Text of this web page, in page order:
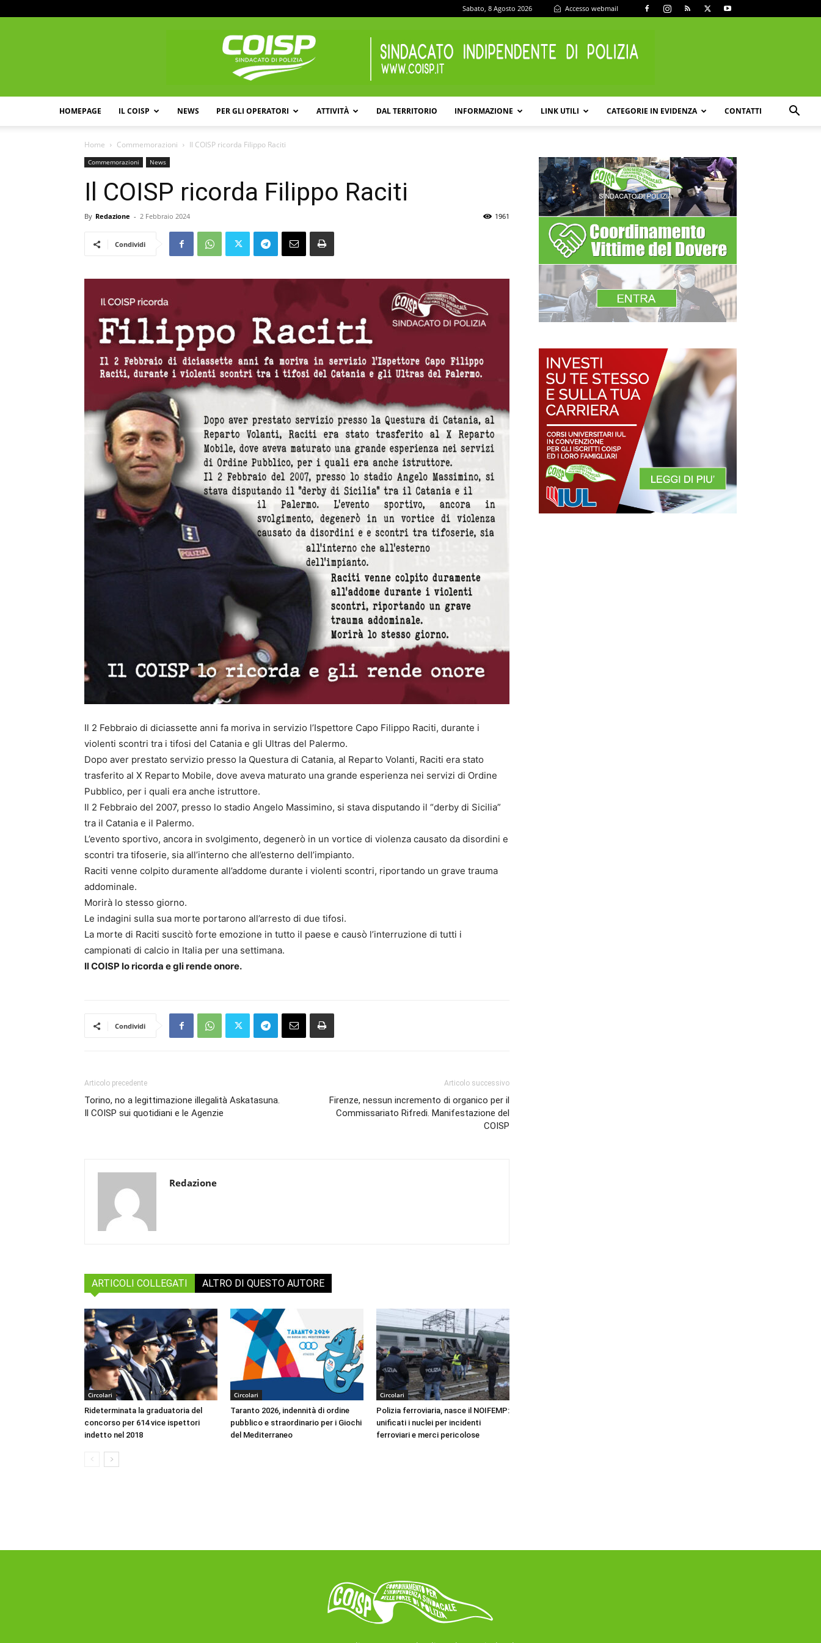
Sabato, 8 Agosto 2026 Accesso webmail
HOMEPAGE IL COISP NEWS PER GLI OPERATORI ATTIVITÀ DAL TERRITORIO INFORMAZIONE LINK UTILI CATEGORIE IN EVIDENZA CONTATTI
Home Commemorazioni Il COISP ricorda Filippo Raciti
Commemorazioni News
Il COISP ricorda Filippo Raciti
By Redazione - 2 Febbraio 2024 1961
Condividi
Il 2 Febbraio di diciassette anni fa moriva in servizio l’Ispettore Capo Filippo Raciti, durante i
violenti scontri tra i tifosi del Catania e gli Ultras del Palermo.
Dopo aver prestato servizio presso la Questura di Catania, al Reparto Volanti, Raciti era stato
trasferito al X Reparto Mobile, dove aveva maturato una grande esperienza nei servizi di Ordine
Pubblico, per i quali era anche istruttore.
Il 2 Febbraio del 2007, presso lo stadio Angelo Massimino, si stava disputando il “derby di Sicilia”
tra il Catania e il Palermo.
L’evento sportivo, ancora in svolgimento, degenerò in un vortice di violenza causato da disordini e
scontri tra tifoserie, sia all’interno che all’esterno dell’impianto.
Raciti venne colpito duramente all’addome durante i violenti scontri, riportando un grave trauma
addominale.
Morirà lo stesso giorno.
Le indagini sulla sua morte portarono all’arresto di due tifosi.
La morte di Raciti suscitò forte emozione in tutto il paese e causò l’interruzione di tutti i
campionati di calcio in Italia per una settimana.
Il COISP lo ricorda e gli rende onore.
Condividi
Articolo precedente
Torino, no a legittimazione illegalità Askatasuna.
Il COISP sui quotidiani e le Agenzie
Articolo successivo
Firenze, nessun incremento di organico per il
Commissariato Rifredi. Manifestazione del
COISP
Redazione
ARTICOLI COLLEGATI ALTRO DI QUESTO AUTORE
Circolari
Rideterminata la graduatoria del
concorso per 614 vice ispettori
indetto nel 2018
Circolari
Taranto 2026, indennità di ordine
pubblico e straordinario per i Giochi
del Mediterraneo
Circolari
Polizia ferroviaria, nasce il NOIFEMP:
unificati i nuclei per incidenti
ferroviari e merci pericolose